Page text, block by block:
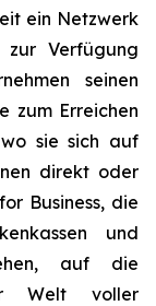
ein Netzwerk
zur Verfügung
seinen
zum Erreichen
sie sich auf
direkt oder
Business, die
und
auf die
Welt voller